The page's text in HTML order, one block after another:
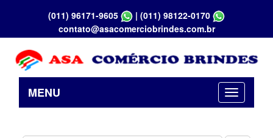
(011) 96171-9605 | (011) 98122-0170
contato@asacomerciobrindes.com.br
MENU